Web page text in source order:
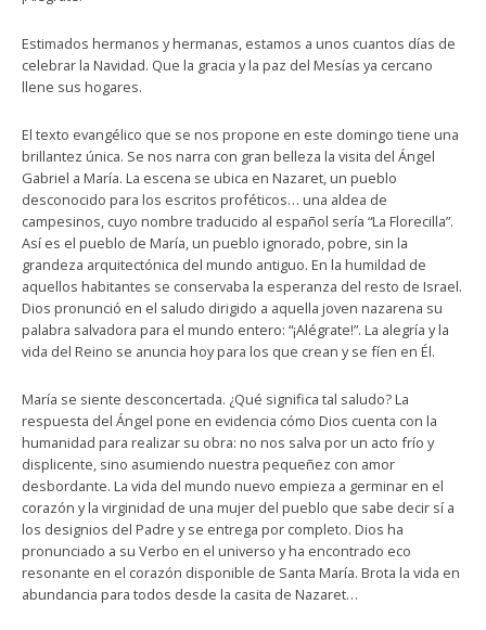
Estimados hermanos y hermanas, estamos a unos cuantos días de
celebrar la Navidad. Que la gracia y la paz del Mesías ya cercano
llene sus hogares.
El texto evangélico que se nos propone en este domingo tiene una
brillantez única. Se nos narra con gran belleza la visita del Ángel
Gabriel a María. La escena se ubica en Nazaret, un pueblo
desconocido para los escritos proféticos… una aldea de
campesinos, cuyo nombre traducido al español sería “La Florecilla”.
Así es el pueblo de María, un pueblo ignorado, pobre, sin la
grandeza arquitectónica del mundo antiguo. En la humildad de
aquellos habitantes se conservaba la esperanza del resto de Israel.
Dios pronunció en el saludo dirigido a aquella joven nazarena su
palabra salvadora para el mundo entero: “¡Alégrate!”. La alegría y la
vida del Reino se anuncia hoy para los que crean y se fíen en Él.
María se siente desconcertada. ¿Qué significa tal saludo? La
respuesta del Ángel pone en evidencia cómo Dios cuenta con la
humanidad para realizar su obra: no nos salva por un acto frío y
displicente, sino asumiendo nuestra pequeñez con amor
desbordante. La vida del mundo nuevo empieza a germinar en el
corazón y la virginidad de una mujer del pueblo que sabe decir sí a
los designios del Padre y se entrega por completo. Dios ha
pronunciado a su Verbo en el universo y ha encontrado eco
resonante en el corazón disponible de Santa María. Brota la vida en
abundancia para todos desde la casita de Nazaret…